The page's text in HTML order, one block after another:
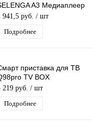
A3 Медиаплеер
tv IPTV приставка
941,5 руб. / шт
Подробнее
приставка для ТВ
TV BOX
2G+16G
приставка
цифровая для
219 руб. / шт
Подробнее